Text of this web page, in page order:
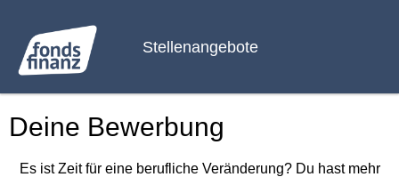
Stellenangebote
Deine Bewerbung
Es ist Zeit für eine berufliche Veränderung? Du hast mehr